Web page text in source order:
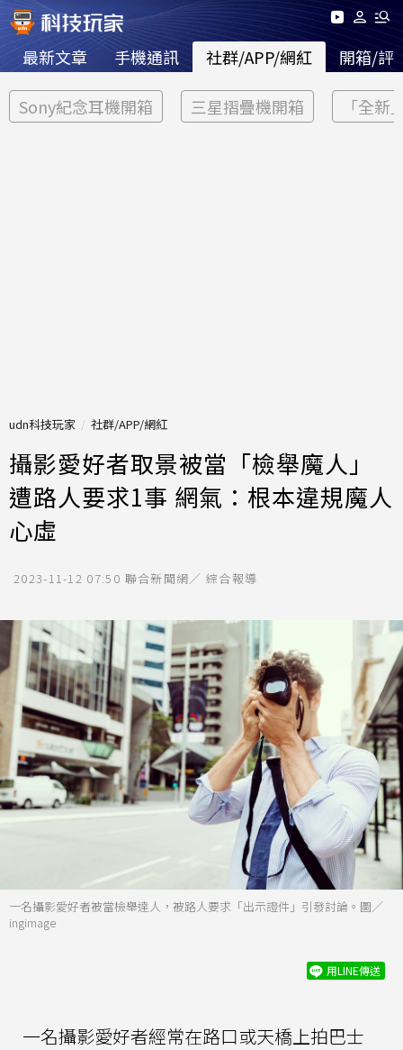
最新文章 手機通訊 社群/APP/網紅 開箱/評
Sony紀念耳機開箱 三星摺疊機開箱 「全新
udn科技玩家 社群/APP/網紅
攝影愛好者取景被當「檢舉魔人」
遭路人要求1事 網氣：根本違規魔人
心虛
2023-11-12 07:50 聯合新聞網／ 綜合報導
一名攝影愛好者被當檢舉達人，被路人要求「出示證件」引發討論。圖／
ingimage
用LINE傳送
一名攝影愛好者經常在路口或天橋上拍巴士